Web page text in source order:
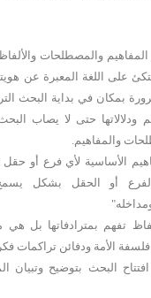
المفاهيم والمصطلحات
على اللغة المعبرة عن
بمكان في بداية البحث
ودلالاتها حتى لا يصاب
والمفاهيم.
الأساسية لأي فرع أو
أو الحقل بشكل
تفهم بمترادفاتها بل هي
الأمة ودفائن تراكمات
البحث بتوضيح وتبيان